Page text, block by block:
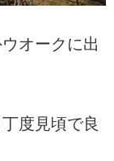
オークに出
度見頃で良